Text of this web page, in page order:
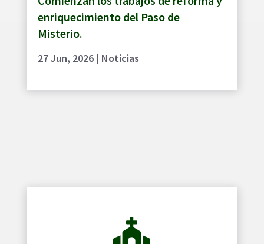
enriquecimiento del Paso de
Misterio.
27 Jun, 2026| Noticias
